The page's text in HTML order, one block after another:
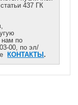
437 ГК
по
00, по эл/
КОНТАКТЫ.